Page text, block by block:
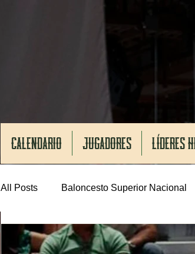
CALENDARIO JUGADORES LÍDERES
All Posts Baloncesto Superior Nacional